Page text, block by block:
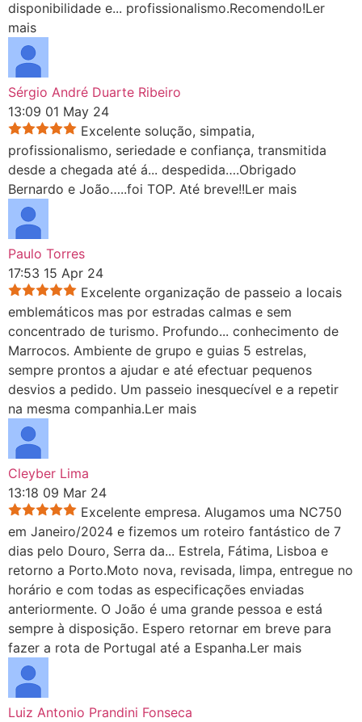
disponibilidade e... profissionalismo.Recomendo!Ler
mais
Sérgio André Duarte Ribeiro
13:09 01 May 24
Excelente solução, simpatia,
profissionalismo, seriedade e confiança, transmitida
desde a chegada até á... despedida….Obrigado
Bernardo e João…..foi TOP. Até breve!!Ler mais
Paulo Torres
17:53 15 Apr 24
Excelente organização de passeio a locais
emblemáticos mas por estradas calmas e sem
concentrado de turismo. Profundo... conhecimento de
Marrocos. Ambiente de grupo e guias 5 estrelas,
sempre prontos a ajudar e até efectuar pequenos
desvios a pedido. Um passeio inesquecível e a repetir
na mesma companhia.Ler mais
Cleyber Lima
13:18 09 Mar 24
Excelente empresa. Alugamos uma NC750
em Janeiro/2024 e fizemos um roteiro fantástico de 7
dias pelo Douro, Serra da... Estrela, Fátima, Lisboa e
retorno a Porto.Moto nova, revisada, limpa, entregue no
horário e com todas as especificações enviadas
anteriormente. O João é uma grande pessoa e está
sempre à disposição. Espero retornar em breve para
fazer a rota de Portugal até a Espanha.Ler mais
Luiz Antonio Prandini Fonseca